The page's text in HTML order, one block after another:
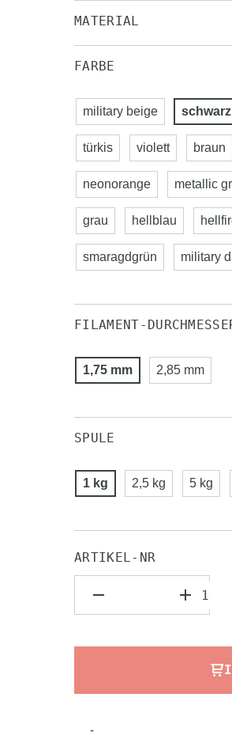
MATERIAL
FARBE
military beige schwarz
türkis violett braun
neonorange metallic
grau hellblau
smaragdgrün military
FILAMENT-
1,75 mm 2,85 mm
SPULE
1 kg 2,5 kg 5 kg
ARTIKEL-NR
-